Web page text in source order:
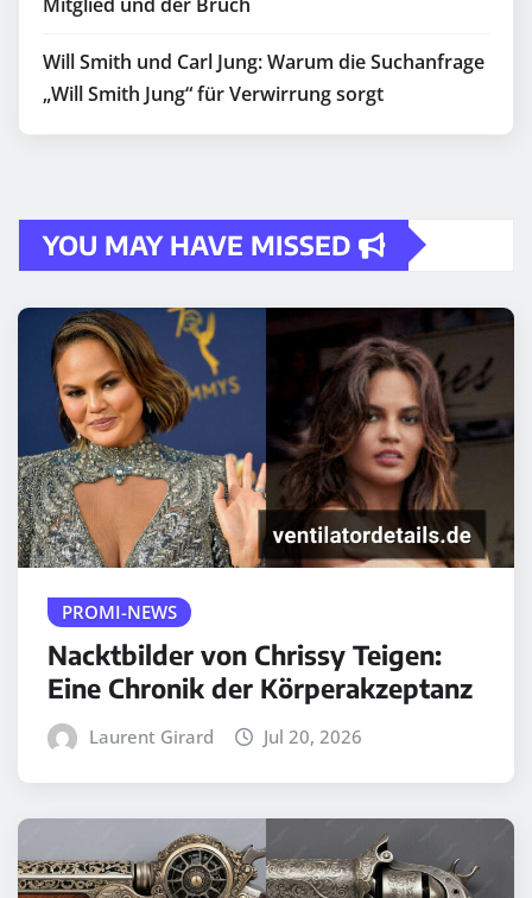
Will Smith und Carl Jung: Warum die Suchanfrage
„Will Smith Jung“ für Verwirrung sorgt
YOU MAY HAVE MISSED
PROMI-NEWS
Nacktbilder von Chrissy Teigen:
Eine Chronik der Körperakzeptanz
Laurent Girard Jul 20, 2026